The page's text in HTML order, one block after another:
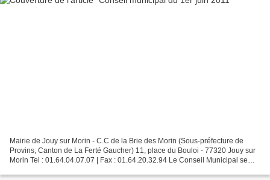
Mairie de Jouy sur Morin - C.C de la Brie des Morin (Sous-préfecture de
Provins, Canton de La Ferté Gaucher) 11, place du Bouloi - 77320 Jouy sur
Morin Tel : 01.64.04.07.07 | Fax : 01.64.20.32.94 Le Conseil Municipal se